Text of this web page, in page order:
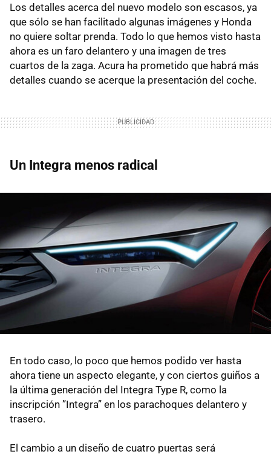
Los detalles acerca del nuevo modelo son escasos, ya
que sólo se han facilitado algunas imágenes y Honda
no quiere soltar prenda. Todo lo que hemos visto hasta
ahora es un faro delantero y una imagen de tres
cuartos de la zaga. Acura ha prometido que habrá más
detalles cuando se acerque la presentación del coche.
Un Integra menos radical
En todo caso, lo poco que hemos podido ver hasta
ahora tiene un aspecto elegante, y con ciertos guiños a
la última generación del Integra Type R, como la
inscripción ”Integra” en los parachoques delantero y
trasero.
El cambio a un diseño de cuatro puertas será